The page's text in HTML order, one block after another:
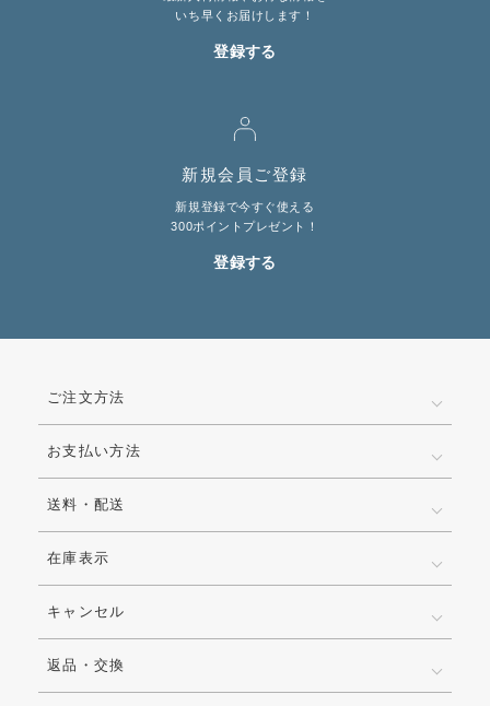
いち早くお届けします！
登録する
新規会員ご登録
新規登録で今すぐ使える
300ポイントプレゼント！
登録する
ご注文方法
お支払い方法
送料・配送
在庫表示
キャンセル
返品・交換